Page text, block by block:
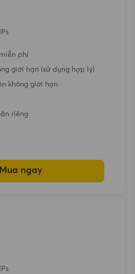
IPs
phí
giới hạn (sử dụng hợp lý)
không giới hạn
riêng
Mua ngay
IPs